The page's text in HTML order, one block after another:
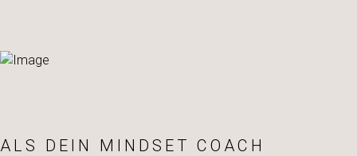
ALS DEIN MINDSET COACH